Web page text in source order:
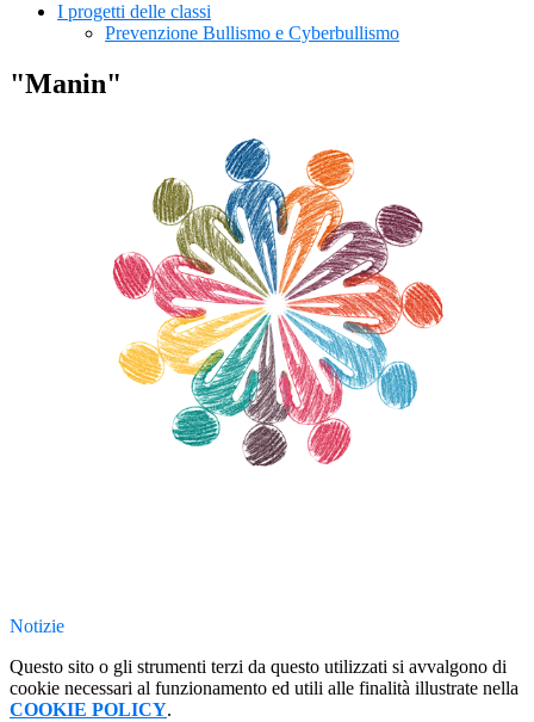
I progetti delle classi
Prevenzione Bullismo e Cyberbullismo
"Manin"
Notizie
Questo sito o gli strumenti terzi da questo utilizzati si avvalgono di
cookie necessari al funzionamento ed utili alle finalità illustrate nella
COOKIE POLICY.